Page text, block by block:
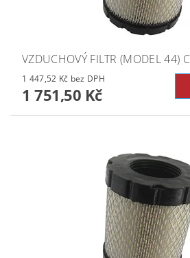
VZDUCHOVÝ FILTR (MODEL 44)
1 447,52 Kč bez DPH
1 751,50 Kč